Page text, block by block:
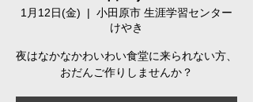
1月12日(金)
  |
小田原市 生涯学習センター
けやき
夜はなかなかわいわい食堂に来られない方、
おだんご作りしませんか？